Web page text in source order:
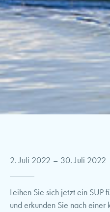
2. Juli 2022 – 30. Juli 2022
Leihen Sie sich jetzt ein SUP
und erkunden Sie nach einer